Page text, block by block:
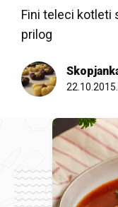
Fini teleci kotleti
prilog
22.10.2015.